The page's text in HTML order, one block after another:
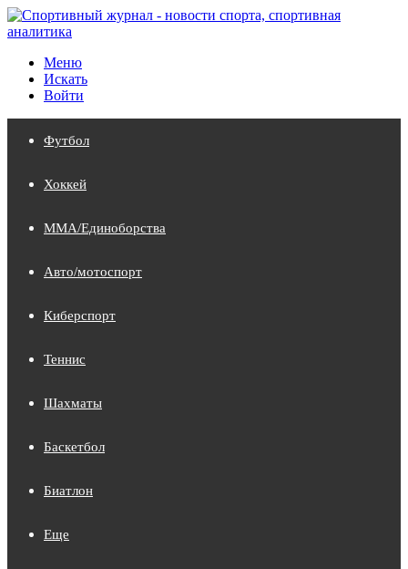
Меню
Искать
Войти
Футбол
Хоккей
MMA/Единоборства
Авто/мотоспорт
Киберспорт
Теннис
Шахматы
Баскетбол
Биатлон
Еще